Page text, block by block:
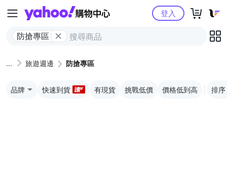
Yahoo購物中心
防搶專區
登入
旅遊週邊 防搶專區
品牌 快速到貨 有現貨 挑戰低價 價格低到高 排序